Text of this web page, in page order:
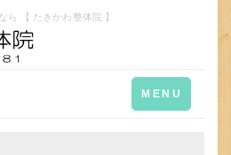
【 たきかわ整体院 】
Toggle
navigation
MENU